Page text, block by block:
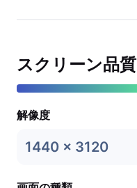
スクリーン品質
解像度
1440 x 3120